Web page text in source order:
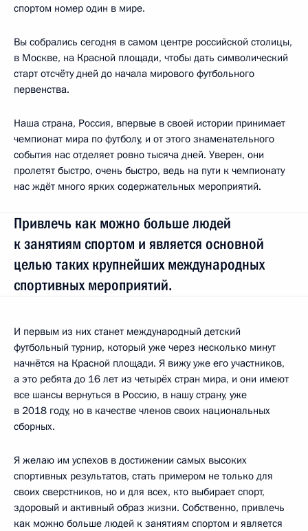
спортом номер один в мире.
Вы собрались сегодня в самом центре российской столицы,
в Москве, на Красной площади, чтобы дать символический
старт отсчёту дней до начала мирового футбольного
первенства.
Наша страна, Россия, впервые в своей истории принимает
чемпионат мира по футболу, и от этого знаменательного
события нас отделяет ровно тысяча дней. Уверен, они
пролетят быстро, очень быстро, ведь на пути к чемпионату
нас ждёт много ярких содержательных мероприятий.
Привлечь как можно больше людей
к занятиям спортом и является основной
целью таких крупнейших международных
спортивных мероприятий.
И первым из них станет международный детский
футбольный турнир, который уже через несколько минут
начнётся на Красной площади. Я вижу уже его участников,
а это ребята до 16 лет из четырёх стран мира, и они имеют
все шансы вернуться в Россию, в нашу страну, уже
в 2018 году, но в качестве членов своих национальных
сборных.
Я желаю им успехов в достижении самых высоких
спортивных результатов, стать примером не только для
своих сверстников, но и для всех, кто выбирает спорт,
здоровый и активный образ жизни. Собственно, привлечь
как можно больше людей к занятиям спортом и является